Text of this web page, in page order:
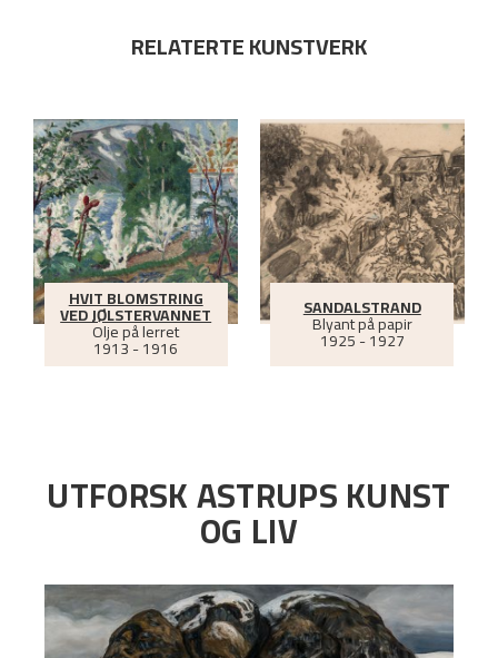
RELATERTE KUNSTVERK
HVIT BLOMSTRING
VED JØLSTERVANNET
Olje på lerret
1913 - 1916
SANDALSTRAND
Blyant på papir
1925 - 1927
UTFORSK ASTRUPS KUNST
OG LIV